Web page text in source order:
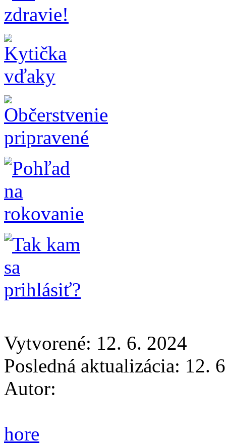
Vytvorené: 12. 6. 2024
Posledná aktualizácia: 12.
Autor:
hore